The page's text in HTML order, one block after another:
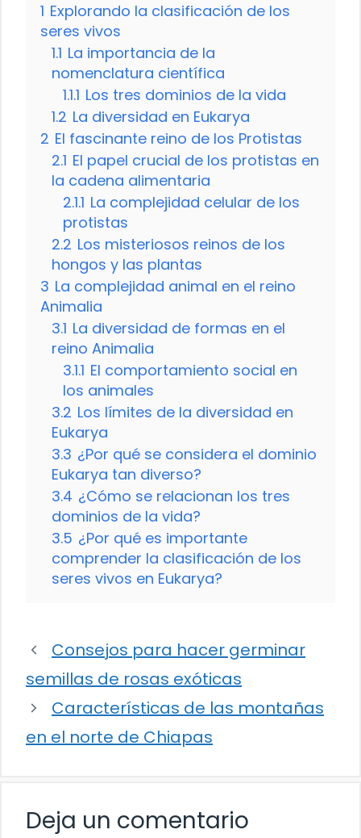
1 Explorando la clasificación de los
seres vivos
1.1 La importancia de la
nomenclatura científica
1.1.1 Los tres dominios de la vida
1.2 La diversidad en Eukarya
2 El fascinante reino de los Protistas
2.1 El papel crucial de los protistas en
la cadena alimentaria
2.1.1 La complejidad celular de los
protistas
2.2 Los misteriosos reinos de los
hongos y las plantas
3 La complejidad animal en el reino
Animalia
3.1 La diversidad de formas en el
reino Animalia
3.1.1 El comportamiento social en
los animales
3.2 Los límites de la diversidad en
Eukarya
3.3 ¿Por qué se considera el dominio
Eukarya tan diverso?
3.4 ¿Cómo se relacionan los tres
dominios de la vida?
3.5 ¿Por qué es importante
comprender la clasificación de los
seres vivos en Eukarya?
Consejos para hacer germinar
semillas de rosas exóticas
Características de las montañas
en el norte de Chiapas
Deja un comentario